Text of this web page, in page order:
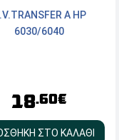
A HP
6030/6040
18.60€
ΣΤΟ ΚΑΛΑΘΙ